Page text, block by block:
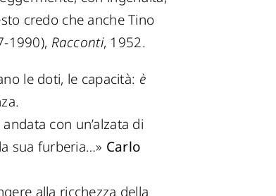
credo che anche Tino
1990), Racconti, 1952.
le doti, le capacità: è
con un’alzata di
sua furberia…» Carlo
alla ricchezza della